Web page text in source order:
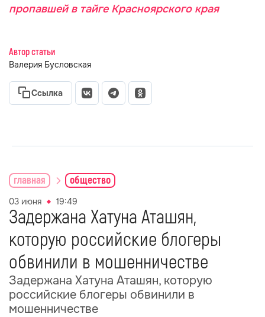
пропавшей в тайге Красноярского края
Автор статьи
Валерия Бусловская
Ссылка
главная общество
03 июня 19:49
Задержана Хатуна Аташян,
которую российские блогеры
обвинили в мошенничестве
Задержана Хатуна Аташян, которую
российские блогеры обвинили в
мошенничестве